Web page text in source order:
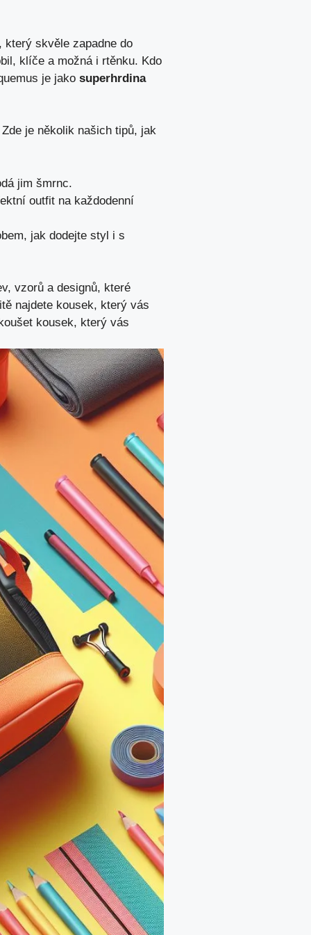
který skvěle zapadne do
klíče a možná i rtěnku. Kdo
je jako superhrdina
je několik našich tipů, jak
jim šmrnc.
outfit na každodenní
jak dodejte styl i s
vzorů a designů, které
najdete kousek, který vás
kousek, který vás